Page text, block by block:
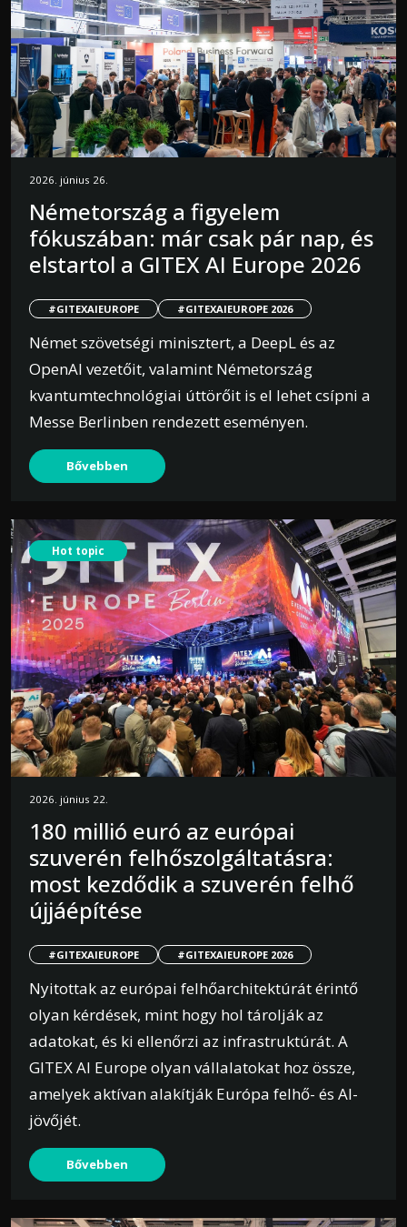
2026. június 26.
Németország a figyelem
fókuszában: már csak pár nap, és
elstartol a GITEX AI Europe 2026
#GITEXAIEUROPE #GITEXAIEUROPE 2026
Német szövetségi minisztert, a DeepL és az
OpenAI vezetőit, valamint Németország
kvantumtechnológiai úttörőit is el lehet csípni a
Messe Berlinben rendezett eseményen.
Bővebben
Hot topic
2026. június 22.
180 millió euró az európai
szuverén felhőszolgáltatásra:
most kezdődik a szuverén felhő
újjáépítése
#GITEXAIEUROPE #GITEXAIEUROPE 2026
Nyitottak az európai felhőarchitektúrát érintő
olyan kérdések, mint hogy hol tárolják az
adatokat, és ki ellenőrzi az infrastruktúrát. A
GITEX AI Europe olyan vállalatokat hoz össze,
amelyek aktívan alakítják Európa felhő- és AI-
jövőjét.
Bővebben